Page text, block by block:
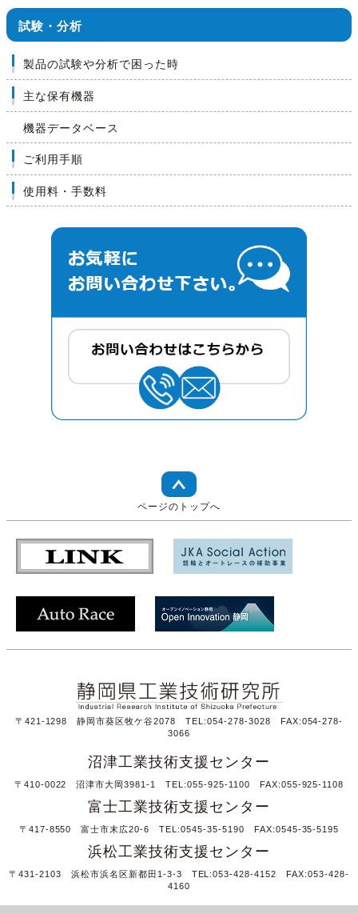
試験・分析
製品の試験や分析で困った時
主な保有機器
機器データベース
ご利用手順
使用料・手数料
ページのトップへ
〒421-1298 静岡市葵区牧ケ谷2078 TEL:054-278-3028 FAX:054-278-
3066
沼津工業技術支援センター
〒410-0022 沼津市大岡3981-1 TEL:055-925-1100 FAX:055-925-1108
富士工業技術支援センター
〒417-8550 富士市末広20-6 TEL:0545-35-5190 FAX:0545-35-5195
浜松工業技術支援センター
〒431-2103 浜松市浜名区新都田1-3-3 TEL:053-428-4152 FAX:053-428-
4160